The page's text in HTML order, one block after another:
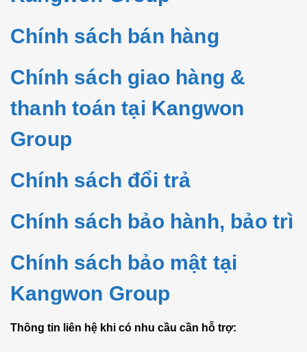
Chính sách bán hàng
Chính sách giao hàng &
thanh toán tại Kangwon
Group
Chính sách đổi trả
Chính sách bảo hành, bảo trì
Chính sách bảo mật tại
Kangwon Group
Thông tin liên hệ khi có nhu cầu cần hỗ trợ: